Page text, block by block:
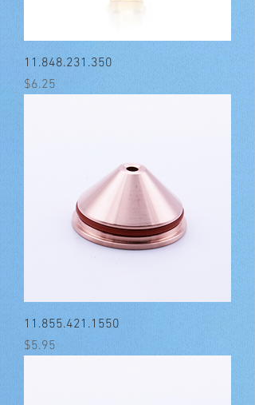
11.848.231.350
मूल्य
$6.25
11.855.421.1550
मूल्य
$5.95